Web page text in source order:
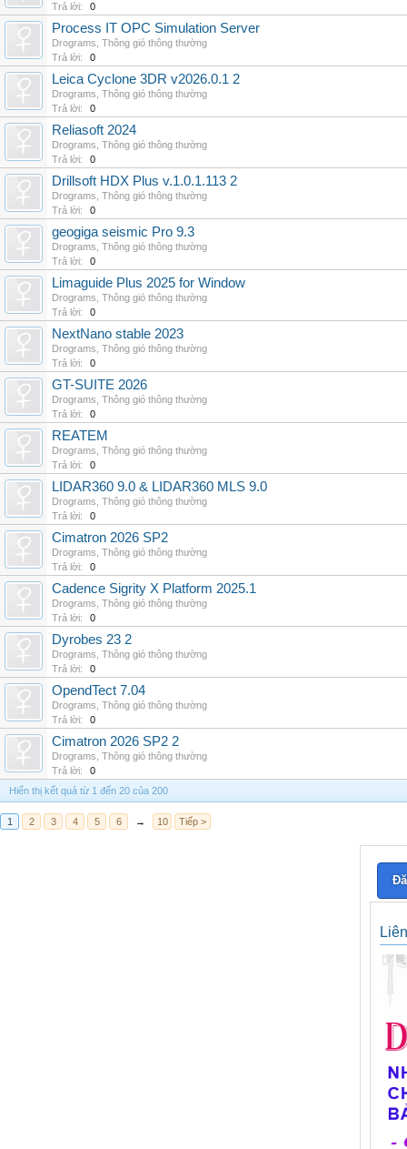
Trả lời:
0
Process IT OPC Simulation Server
Drograms Thông gió thông thường
Trả lời:
0
Leica Cyclone 3DR v2026.0.1 2
Drograms Thông gió thông thường
Trả lời:
0
Reliasoft 2024
Drograms Thông gió thông thường
Trả lời:
0
Drillsoft HDX Plus v.1.0.1.113 2
Drograms Thông gió thông thường
Trả lời:
0
geogiga seismic Pro 9.3
Drograms Thông gió thông thường
Trả lời:
0
Limaguide Plus 2025 for Window
Drograms Thông gió thông thường
Trả lời:
0
NextNano stable 2023
Drograms Thông gió thông thường
Trả lời:
0
GT-SUITE 2026
Drograms Thông gió thông thường
Trả lời:
0
REATEM
Drograms Thông gió thông thường
Trả lời:
0
LIDAR360 9.0 & LIDAR360 MLS 9.0
Drograms Thông gió thông thường
Trả lời:
0
Cimatron 2026 SP2
Drograms Thông gió thông thường
Trả lời:
0
Cadence Sigrity X Platform 2025.1
Drograms Thông gió thông thường
Trả lời:
0
Dyrobes 23 2
Drograms Thông gió thông thường
Trả lời:
0
OpendTect 7.04
Drograms Thông gió thông thường
Trả lời:
0
Cimatron 2026 SP2 2
Drograms Thông gió thông thường
Trả lời:
0
Hiển thị kết quả từ 1 đến 20 của 200
1 2 3 4 5 6 → 10 Tiếp >